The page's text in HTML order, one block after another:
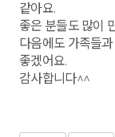
같아요.
좋은 분들도 많이
다음에도 가족들
좋겠어요.
감사합니다^^